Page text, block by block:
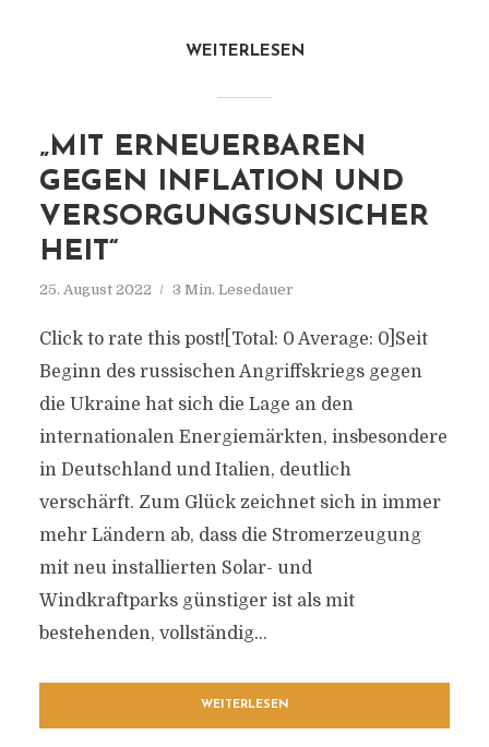
WEITERLESEN
„MIT ERNEUERBAREN
GEGEN INFLATION UND
VERSORGUNGSUNSICHER
HEIT“
25. August 2022 3 Min. Lesedauer
Click to rate this post![Total: 0 Average: 0]Seit
Beginn des russischen Angriffskriegs gegen
die Ukraine hat sich die Lage an den
internationalen Energiemärkten, insbesondere
in Deutschland und Italien, deutlich
verschärft. Zum Glück zeichnet sich in immer
mehr Ländern ab, dass die Stromerzeugung
mit neu installierten Solar- und
Windkraftparks günstiger ist als mit
bestehenden, vollständig...
WEITERLESEN